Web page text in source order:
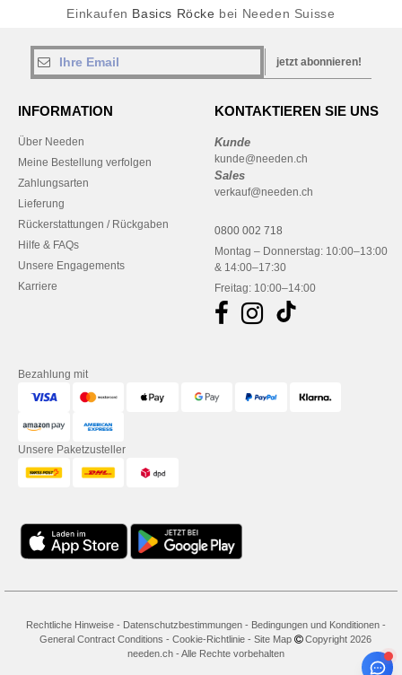
Einkaufen Basics Röcke bei Needen Suisse
jetzt abonnieren!
INFORMATION
Über Needen
Meine Bestellung verfolgen
Zahlungsarten
Lieferung
Rückerstattungen / Rückgaben
Hilfe & FAQs
Unsere Engagements
Karriere
KONTAKTIEREN SIE UNS
Kunde
kunde@needen.ch
Sales
verkauf@needen.ch
0800 002 718
Montag – Donnerstag: 10:00–13:00
& 14:00–17:30
Freitag: 10:00–14:00
Bezahlung mit
Unsere Paketzusteller
Rechtliche Hinweise- Datenschutzbestimmungen- Bedingungen und Konditionen-
General Contract Conditions - Cookie-Richtlinie - Site Map
Copyright 2026
needen.ch - Alle Rechte vorbehalten